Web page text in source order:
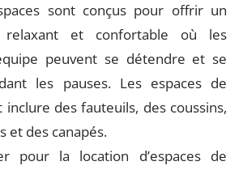
sont conçus pour offrir un
relaxant et confortable où les
peuvent se détendre et se
les pauses. Les espaces de
des fauteuils, des coussins,
et des canapés.
pour la location d’espaces de